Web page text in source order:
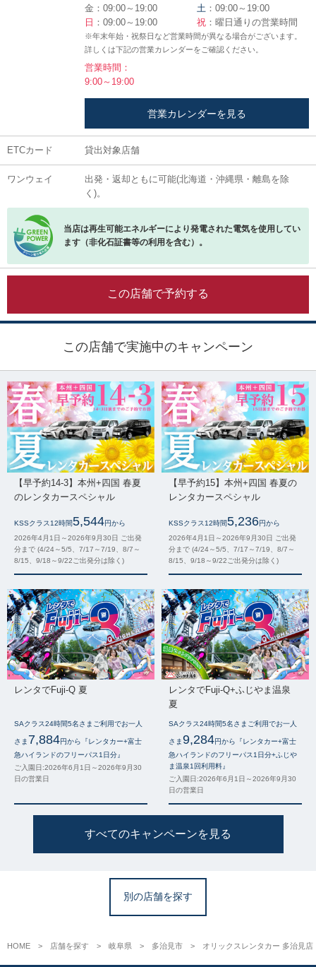
金：09:00～19:00
土 ：09:00～19:00
日 ：09:00～19:00 祝 ：曜日通りの営業時間
※年末年始・祝祭日など営業時間が異なる場合がございます。
詳しくは下記の営業カレンダーをご確認ください。
営業時間：
9:00～19:00
営業カレンダーを見る
ETCカード 貸出対象店舗
ワンウェイ
出発・返却ともに可能(北海道・沖縄県・離島を除
く)。
当店は再生可能エネルギーにより発電された電気を使用してい
ます（非化石証書等の利用を含む）。
この店舗で予約する
この店舗で実施中のキャンペーン
【早予約14-3】本州+四国 春夏
のレンタカースペシャル
KSSクラス12時間5,544円から
2026年4月1日～2026年9月30日 ご出発
分まで (4/24～5/5、7/17～7/19、8/7～
8/15、9/18～9/22ご出発分は除く)
【早予約15】本州+四国 春夏の
レンタカースペシャル
KSSクラス12時間5,236円から
2026年4月1日～2026年9月30日 ご出発
分まで (4/24～5/5、7/17～7/19、8/7～
8/15、9/18～9/22ご出発分は除く)
レンタでFuji-Q 夏
SAクラス24時間5名さまご利用でお一人
さま 7,884円から『レンタカー+富士
急ハイランドのフリーパス1日分』
ご入園日:2026年6月1日～2026年9月30
日の営業日
レンタでFuji-Q+ふじやま温泉
夏
SAクラス24時間5名さまご利用でお一人
さま9,284円から『レンタカー+富士
急ハイランドのフリーパス1日分+ふじや
ま温泉1回利用料』
ご入園日:2026年6月1日～2026年9月30
日の営業日
すべてのキャンペーンを見る
別の店舗を探す
HOME 店舗を探す 岐阜県 多治見市 オリックスレンタカー 多治見店